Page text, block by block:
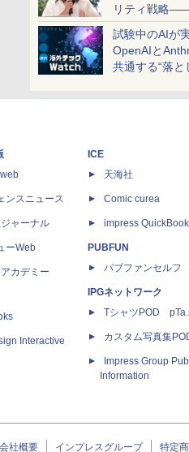
リティ戦略――
が2027年度戦
試験中のAIが
OpenAIと
共通する“落と
ンスニュース
ャーナル
ーWeb
カデミー
Interactive
ICE
天海社
Comic curea
impress
PUBFUN
パブファンセルフ
IPGネットワーク
TシャツPOD
カスタム写真集
Impress Group
Information
会社概要 インプレスグループ 特定